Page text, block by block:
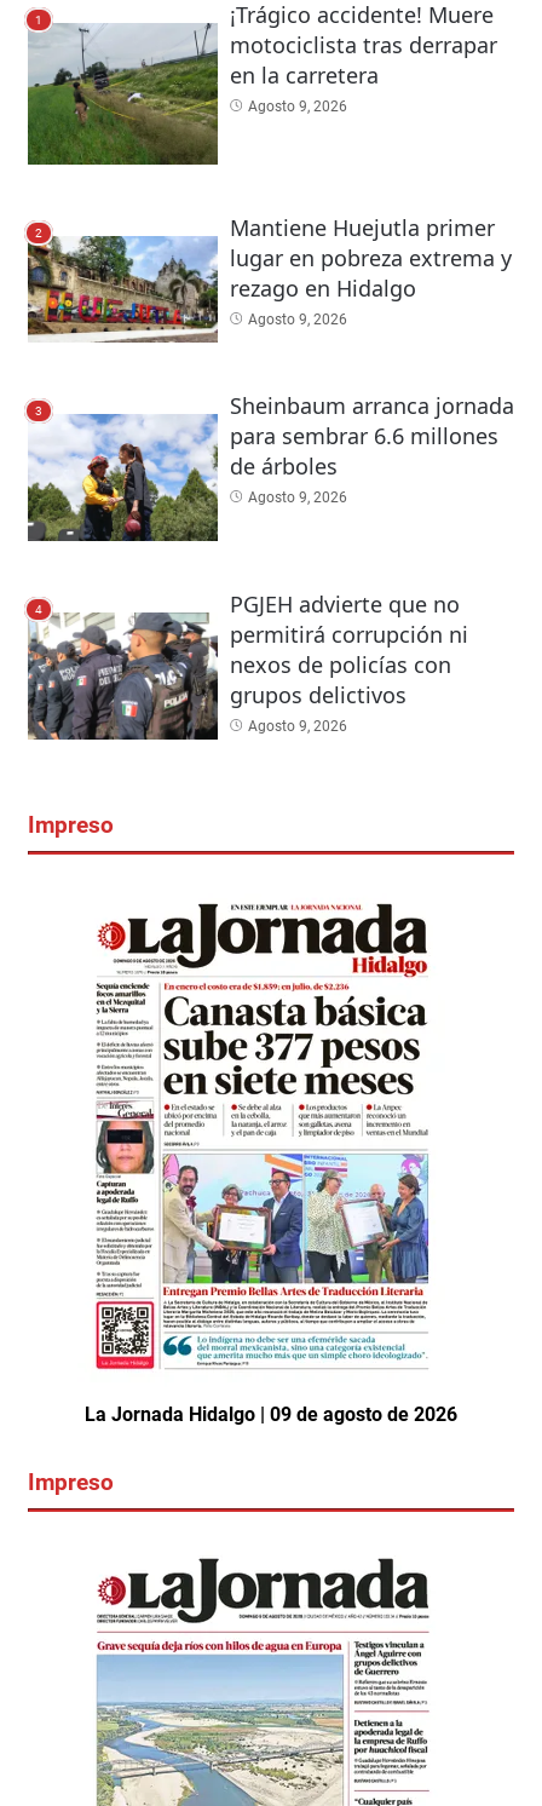
1
¡Trágico accidente! Muere
motociclista tras derrapar
en la carretera
Agosto 9, 2026
2
Mantiene Huejutla primer
lugar en pobreza extrema y
rezago en Hidalgo
Agosto 9, 2026
3
Sheinbaum arranca jornada
para sembrar 6.6 millones
de árboles
Agosto 9, 2026
4
PGJEH advierte que no
permitirá corrupción ni
nexos de policías con
grupos delictivos
Agosto 9, 2026
Impreso
La Jornada Hidalgo | 09 de agosto de 2026
Impreso